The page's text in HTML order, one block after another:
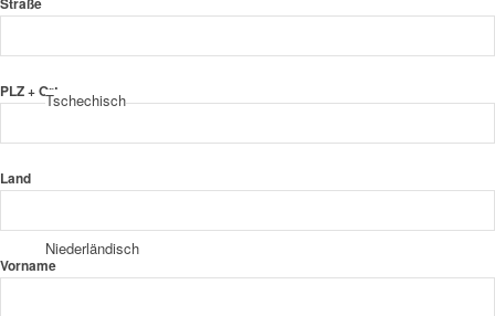
Tschechisch
Niederländisch
Straße
PLZ + Ort
Land
Vorname